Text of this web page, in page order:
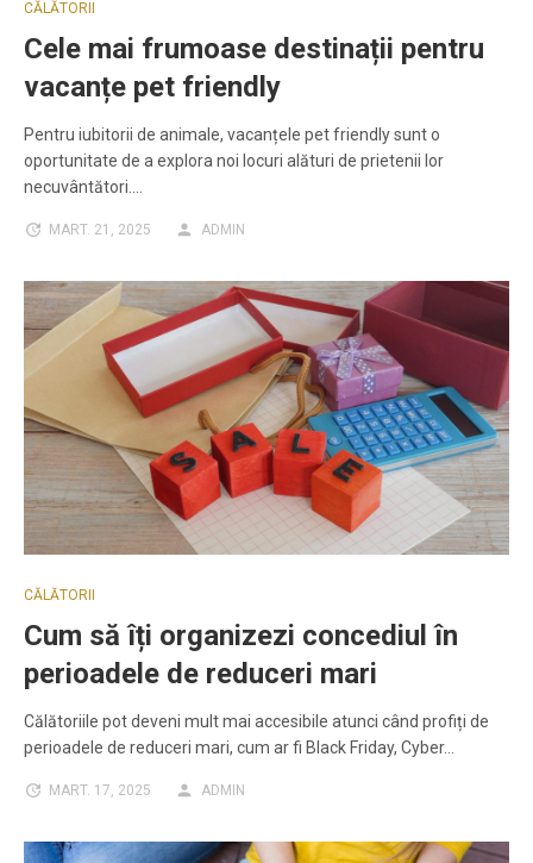
CĂLĂTORII
Cele mai frumoase destinații pentru
vacanțe pet friendly
Pentru iubitorii de animale, vacanțele pet friendly sunt o
oportunitate de a explora noi locuri alături de prietenii lor
necuvântători.…
MART. 21, 2025 ADMIN
CĂLĂTORII
Cum să îți organizezi concediul în
perioadele de reduceri mari
Călătoriile pot deveni mult mai accesibile atunci când profiți de
perioadele de reduceri mari, cum ar fi Black Friday, Cyber…
MART. 17, 2025 ADMIN